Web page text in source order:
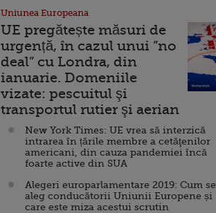
Uniunea Europeana
UE pregătește măsuri de
urgență, în cazul unui ”no
deal” cu Londra, din
ianuarie. Domeniile
vizate: pescuitul şi
transportul rutier şi aerian
New York Times: UE vrea să interzică
intrarea în țările membre a cetăţenilor
americani, din cauza pandemiei încă
foarte active din SUA
Alegeri europarlamentare 2019: Cum se
aleg conducătorii Uniunii Europene și
care este miza acestui scrutin